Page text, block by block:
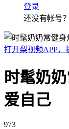
登录
还没有帐号？
打开梨视频APP，
时髦奶
爱自己
973